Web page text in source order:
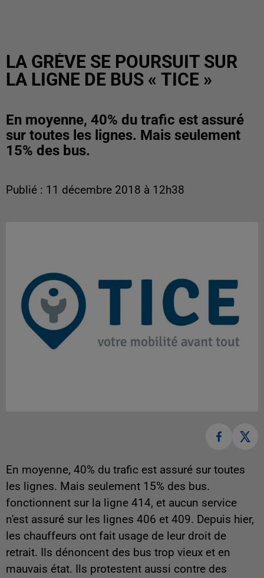
LA GRÈVE SE POURSUIT SUR
LA LIGNE DE BUS « TICE »
En moyenne, 40% du trafic est assuré
sur toutes les lignes. Mais seulement
15% des bus.
Publié : 11 décembre 2018 à 12h38
En moyenne, 40% du trafic est assuré sur toutes
les lignes. Mais seulement 15% des bus.
fonctionnent sur la ligne 414, et aucun service
n'est assuré sur les lignes 406 et 409. Depuis hier,
les chauffeurs ont fait usage de leur droit de
retrait. Ils dénoncent des bus trop vieux et en
mauvais état. Ils protestent aussi contre des